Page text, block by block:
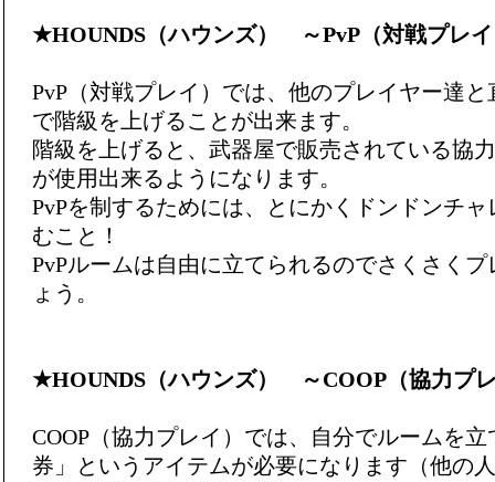
★HOUNDS（ハウンズ） ～PvP（対戦プレ
PvP（対戦プレイ）では、他のプレイヤー達
で階級を上げることが出来ます。
階級を上げると、武器屋で販売されている協
が使用出来るようになります。
PvPを制するためには、とにかくドンドンチ
むこと！
PvPルームは自由に立てられるのでさくさく
ょう。
★HOUNDS（ハウンズ） ～COOP（協力プ
COOP（協力プレイ）では、自分でルームを
券」というアイテムが必要になります（他の